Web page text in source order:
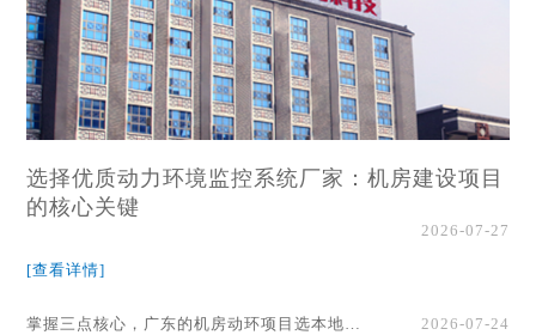
选择优质动力环境监控系统厂家：机房建设项目
的核心关键
2026-07-27
[查看详情]
掌握三点核心，广东的机房动环项目选本地厂家事半功倍！
2026-07-24